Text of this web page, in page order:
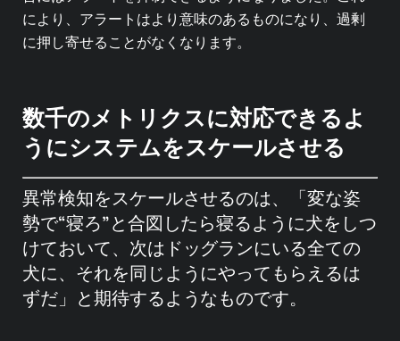
により、アラートはより意味のあるものになり、過剰
に押し寄せることがなくなります。
数千のメトリクスに対応できるよ
うにシステムをスケールさせる
異常検知をスケールさせるのは、「変な姿
勢で“寝ろ”と合図したら寝るように犬をしつ
けておいて、次はドッグランにいる全ての
犬に、それを同じようにやってもらえるは
ずだ」と期待するようなものです。